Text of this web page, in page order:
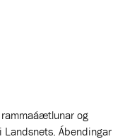
og
Ábendingar